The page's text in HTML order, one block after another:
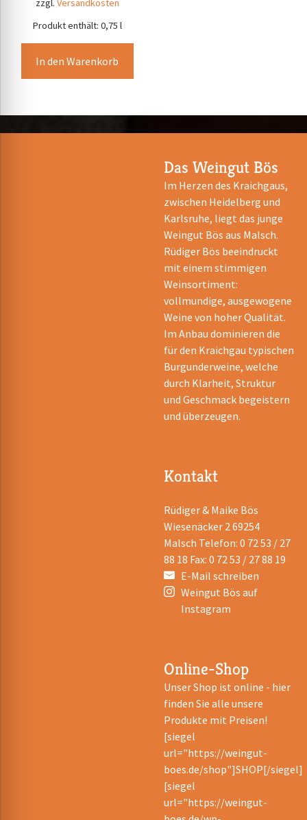
zzgl. Versandkosten
Produkt enthält: 0,75 l
In den Warenkorb
Das Weingut Bös
Im Herzen des Kraichgaus,
zwischen Heidelberg und
Karlsruhe, liegt das junge
Weingut Bös aus Malsch.
Rüdiger Bös beeindruckt
mit einem stimmigen
Weinsortiment:
vollmundige, ausgewogene
Weine von hoher Qualität.
Im Anbau dominieren die
für den Kraichgau typischen
Burgunderweine, welche
durch Klarheit, Struktur
und Geschmack begeistern
und überzeugen.
Kontakt
Rüdiger & Maike Bös
Wiesenäcker 2 69254
Malsch Telefon: 0 72 53 / 27
88 18 Fax: 0 72 53 / 27 88 19
E-Mail schreiben
Weingut Bös auf
Instagram
Online-Shop
Unser Shop ist online - hier
finden Sie alle unsere
Produkte mit Preisen!
[siegel
url="https://weingut-
boes.de/shop"]SHOP[/siegel]
[siegel
url="https://weingut-